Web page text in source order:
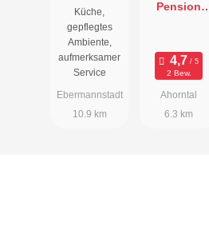
Küche,
gepflegtes
Ambiente,
aufmerksamer
Service
Ebermannstadt
10.9 km
Pension
2 Bew.
Ahorntal
6.3 km